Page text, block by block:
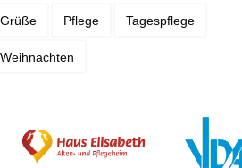
Grüße Pflege Tagespflege
Weihnachten